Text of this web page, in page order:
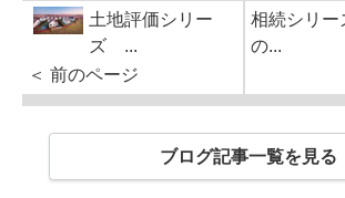
土地評価シリー
ズ ...
＜ 前のページ
相続シリ
の...
ブログ記事一覧を見る